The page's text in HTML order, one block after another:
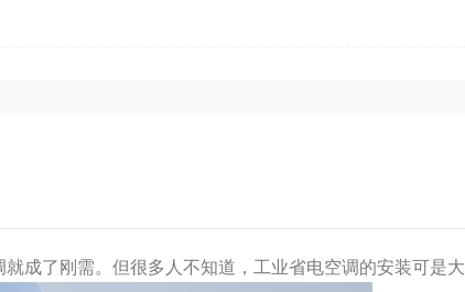
成了刚需。但很多人不知道，工业省电空调的安装可是大